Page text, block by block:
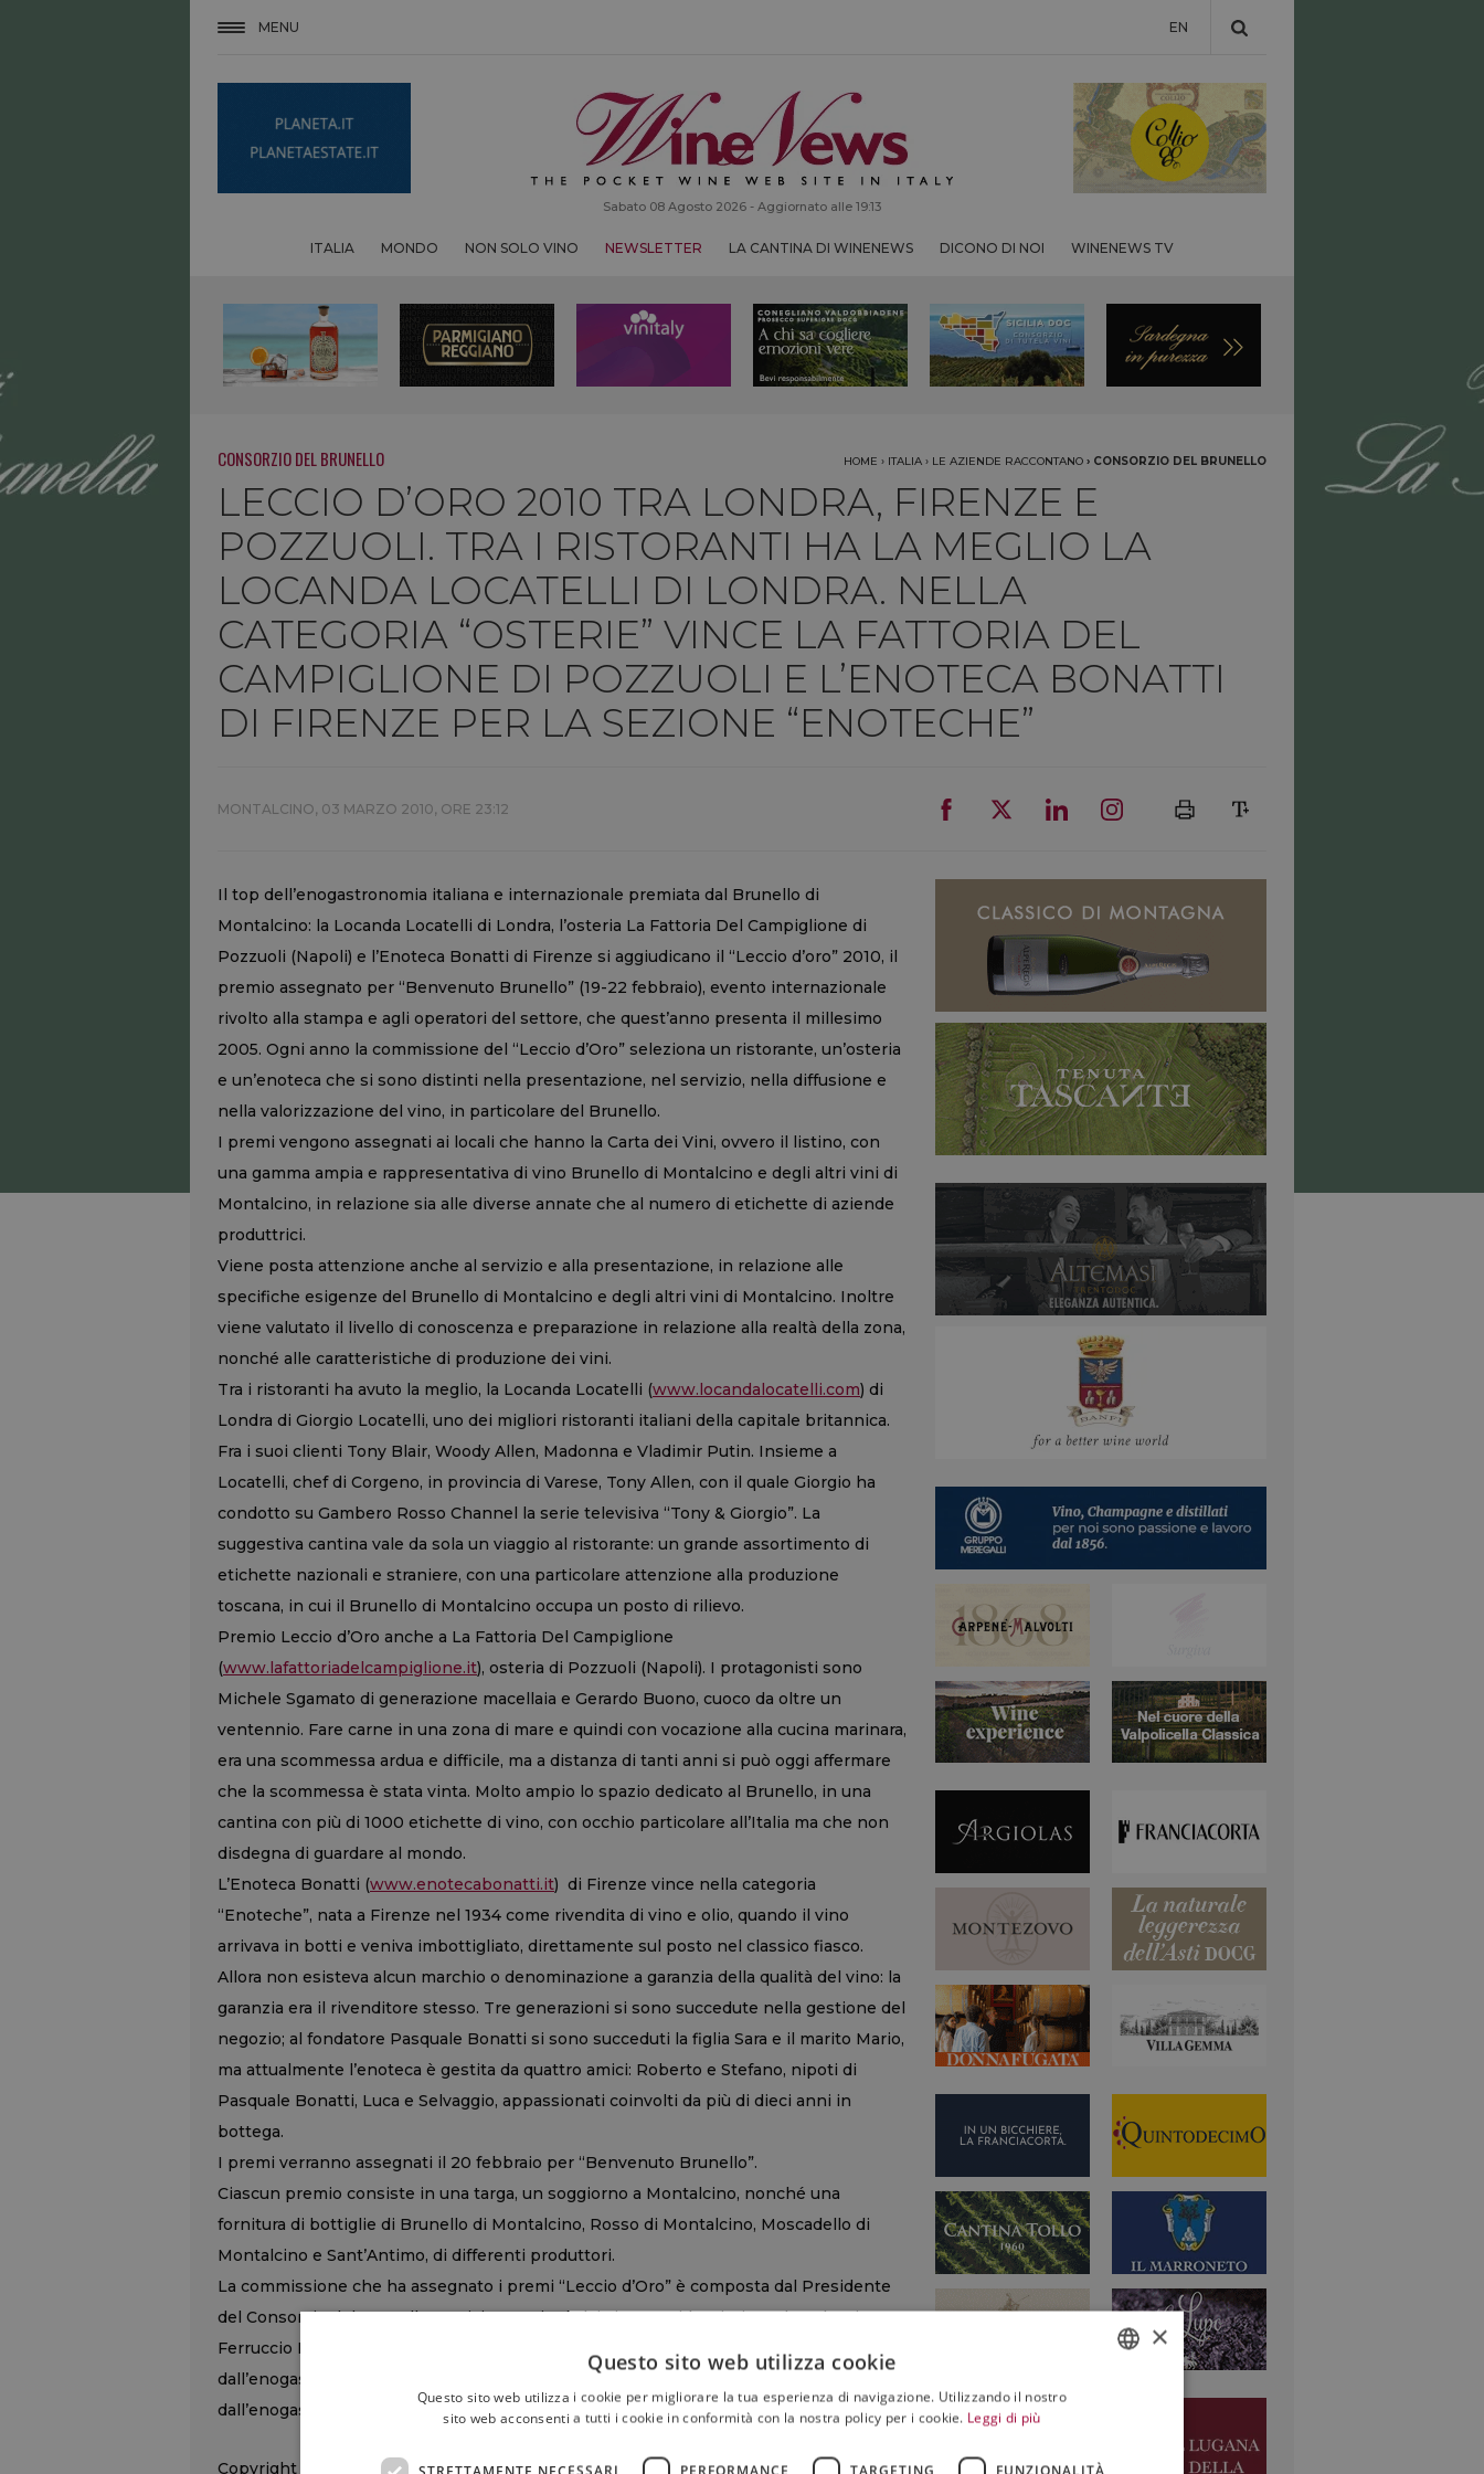
MENU EN
Sabato 08 Agosto 2026 - Aggiornato alle 19:13
ITALIA MONDO NON SOLO VINO NEWSLETTER LA CANTINA DI WINENEWS DICONO DI NOI WINENEWS TV
CONSORZIO DEL BRUNELLO HOME › ITALIA › LE AZIENDE RACCONTANO › CONSORZIO DEL BRUNELLO
LECCIO D’ORO 2010 TRA LONDRA, FIRENZE E
POZZUOLI. TRA I RISTORANTI HA LA MEGLIO LA
LOCANDA LOCATELLI DI LONDRA. NELLA
CATEGORIA “OSTERIE” VINCE LA FATTORIA DEL
CAMPIGLIONE DI POZZUOLI E L’ENOTECA BONATTI
DI FIRENZE PER LA SEZIONE “ENOTECHE”
MONTALCINO, 03 MARZO 2010, ORE 23:12
Il top dell’enogastronomia italiana e internazionale premiata dal Brunello di
Montalcino: la Locanda Locatelli di Londra, l’osteria La Fattoria Del Campiglione di
Pozzuoli (Napoli) e l’Enoteca Bonatti di Firenze si aggiudicano il “Leccio d’oro” 2010, il
premio assegnato per “Benvenuto Brunello” (19-22 febbraio), evento internazionale
rivolto alla stampa e agli operatori del settore, che quest’anno presenta il millesimo
2005. Ogni anno la commissione del “Leccio d’Oro” seleziona un ristorante, un’osteria
e un’enoteca che si sono distinti nella presentazione, nel servizio, nella diffusione e
nella valorizzazione del vino, in particolare del Brunello.
I premi vengono assegnati ai locali che hanno la Carta dei Vini, ovvero il listino, con
una gamma ampia e rappresentativa di vino Brunello di Montalcino e degli altri vini di
Montalcino, in relazione sia alle diverse annate che al numero di etichette di aziende
produttrici.
Viene posta attenzione anche al servizio e alla presentazione, in relazione alle
specifiche esigenze del Brunello di Montalcino e degli altri vini di Montalcino. Inoltre
viene valutato il livello di conoscenza e preparazione in relazione alla realtà della zona,
nonché alle caratteristiche di produzione dei vini.
Tra i ristoranti ha avuto la meglio, la Locanda Locatelli (www.locandalocatelli.com) di
Londra di Giorgio Locatelli, uno dei migliori ristoranti italiani della capitale britannica.
Fra i suoi clienti Tony Blair, Woody Allen, Madonna e Vladimir Putin. Insieme a
Locatelli, chef di Corgeno, in provincia di Varese, Tony Allen, con il quale Giorgio ha
condotto su Gambero Rosso Channel la serie televisiva “Tony & Giorgio”. La
suggestiva cantina vale da sola un viaggio al ristorante: un grande assortimento di
etichette nazionali e straniere, con una particolare attenzione alla produzione
toscana, in cui il Brunello di Montalcino occupa un posto di rilievo.
Premio Leccio d’Oro anche a La Fattoria Del Campiglione
(www.lafattoriadelcampiglione.it), osteria di Pozzuoli (Napoli). I protagonisti sono
Michele Sgamato di generazione macellaia e Gerardo Buono, cuoco da oltre un
ventennio. Fare carne in una zona di mare e quindi con vocazione alla cucina marinara,
era una scommessa ardua e difficile, ma a distanza di tanti anni si può oggi affermare
che la scommessa è stata vinta. Molto ampio lo spazio dedicato al Brunello, in una
cantina con più di 1000 etichette di vino, con occhio particolare all’Italia ma che non
disdegna di guardare al mondo.
L’Enoteca Bonatti (www.enotecabonatti.it) di Firenze vince nella categoria
“Enoteche”, nata a Firenze nel 1934 come rivendita di vino e olio, quando il vino
arrivava in botti e veniva imbottigliato, direttamente sul posto nel classico fiasco.
Allora non esisteva alcun marchio o denominazione a garanzia della qualità del vino: la
garanzia era il rivenditore stesso. Tre generazioni si sono succedute nella gestione del
negozio; al fondatore Pasquale Bonatti si sono succeduti la figlia Sara e il marito Mario,
ma attualmente l’enoteca è gestita da quattro amici: Roberto e Stefano, nipoti di
Pasquale Bonatti, Luca e Selvaggio, appassionati coinvolti da più di dieci anni in
bottega.
I premi verranno assegnati il 20 febbraio per “Benvenuto Brunello”.
Ciascun premio consiste in una targa, un soggiorno a Montalcino, nonché una
fornitura di bottiglie di Brunello di Montalcino, Rosso di Montalcino, Moscadello di
Montalcino e Sant’Antimo, di differenti produttori.
La commissione che ha assegnato i premi “Leccio d’Oro” è composta dal Presidente
del Consorzio del Brunello Patrizio Cencioni, dai vice presidenti Riccardo Talenti,
Ferruccio Ricci e Marco Cortonesi, dalla giornalista enogastronomica Paola Mura,
dall’enogastronomo Folco Portinari, dal presidente nazionale Ais Terenzio Medri e
dall’enogastronoma e scrittrice di libri sul cibo per il mercato Usa Faith Willinger.
Copyright © 2000/2026
×
Questo sito web utilizza cookie
Questo sito web utilizza i cookie per migliorare la tua esperienza di navigazione. Utilizzando il nostro
sito web acconsenti a tutti i cookie in conformità con la nostra policy per i cookie. Leggi di più
STRETTAMENTE NECESSARI PERFORMANCE TARGETING FUNZIONALITÀ